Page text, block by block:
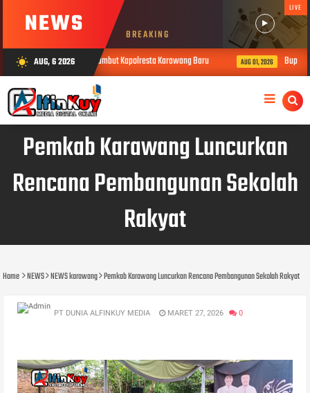
NEWS BREAKING
LIVE
wb_sunny AUG, 6 2026
Arya Mandalika Sambut Kapolresta Karawang Baru AUG 01, 2026 Bupati Aep
Pemkab Karawang Luncurkan
Rencana Pembangunan Sekolah
Rakyat
Home NEWS NEWS karawang Pemkab Karawang Luncurkan Rencana Pembangunan Sekolah Rakyat
PT DUNIA ALFINKUY MEDIA MARET 27, 2026 0